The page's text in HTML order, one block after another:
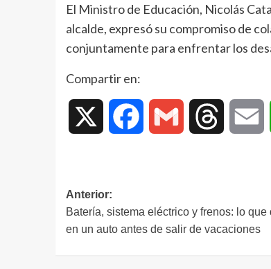
El Ministro de Educación, Nicolás
alcalde, expresó su compromiso de
conjuntamente para enfrentar los
Compartir en:
Facebook Gmail Threads
Anterior:
Batería, sistema eléctrico y frenos: lo que
en un auto antes de salir de vacaciones